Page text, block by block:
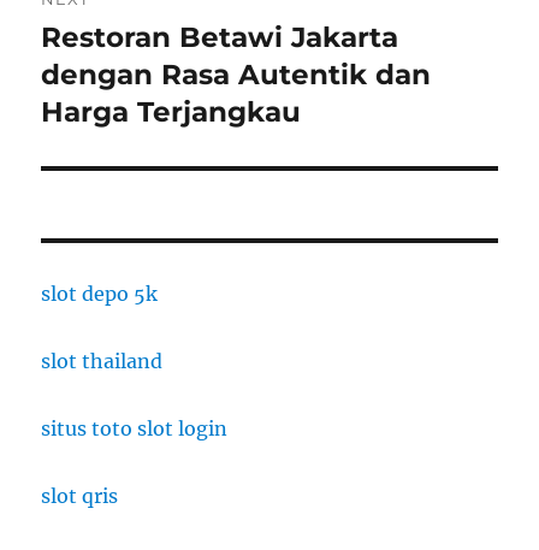
Next
post:
Restoran Betawi Jakarta
dengan Rasa Autentik dan
Harga Terjangkau
slot depo 5k
slot thailand
situs toto slot login
slot qris